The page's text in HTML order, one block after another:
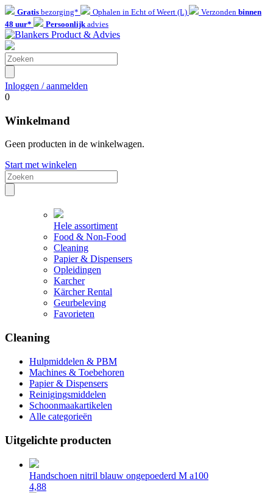
Gratis bezorging* Ophalen in Echt of Weert (L) Verzonden binnen
48 uur*
Persoonlijkadvies
Inloggen / aanmelden
0
Winkelmand
Geen producten in de winkelwagen.
Start met winkelen
Hele assortiment
Food & Non-Food
Cleaning
Papier & Dispensers
Opleidingen
Karcher
Kärcher Rental
Geurbeleving
Favorieten
Cleaning
Hulpmiddelen & PBM
Machines & Toebehoren
Papier & Dispensers
Reinigingsmiddelen
Schoonmaakartikelen
Alle categorieën
Uitgelichte producten
Handschoen nitril blauw ongepoederd M a100
4,88